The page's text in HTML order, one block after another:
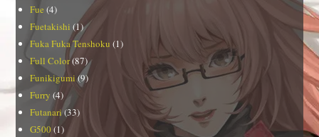
Fue (4)
Fuetakishi (1)
Fuka Fuka Tenshoku (1)
Full Color(87)
Funikigumi(9)
Furry (4)
Futanari(33)
G500(1)